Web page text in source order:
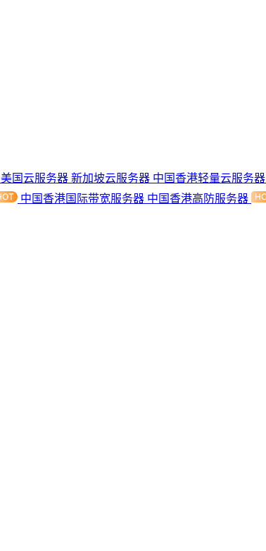
美国云服务器 新加坡云服务器 中国香港轻量云服务器
中国香港国际带宽服务器 中国香港高防服务器